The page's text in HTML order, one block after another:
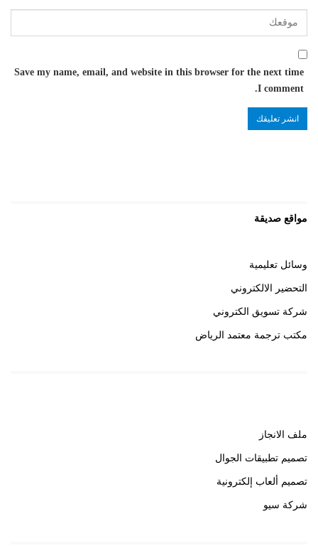
Save my name, email, and website in this browser for the next time
I comment.
مواقع صديقة
وسائل تعليمية
التحضير الالكتروني
شركة تسويق الكتروني
مكتب ترجمة معتمد الرياض
ملف الانجاز
تصميم تطبيقات الجوال
تصميم ألعاب إلكترونية
شركة سيو